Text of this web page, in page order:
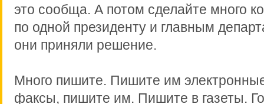
это сообща. А потом сделайте много
по одной президенту и главным
они приняли решение.
Много пишите. Пишите им
факсы, пишите им. Пишите в газеты.